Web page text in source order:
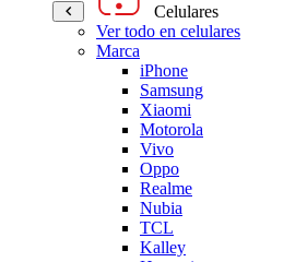
Celulares
Ver todo en celulares
Marca
iPhone
Samsung
Xiaomi
Motorola
Vivo
Oppo
Realme
Nubia
TCL
Kalley